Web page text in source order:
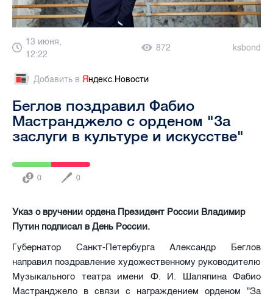
13 июня,
12:22
872 ksbond
Добавить в Яндекс.Новости
Беглов поздравил Фабио
Мастранджело с орденом "За
заслуги в культуре и искусстве"
0 0
Указ о вручении ордена Президент России Владимир
Путин подписал в День России.
Губернатор Санкт-Петербурга Александр Беглов
направил поздравление художественному руководителю
Музыкального театра имени Ф. И. Шаляпина Фабио
Мастранджело в связи с награждением орденом "За